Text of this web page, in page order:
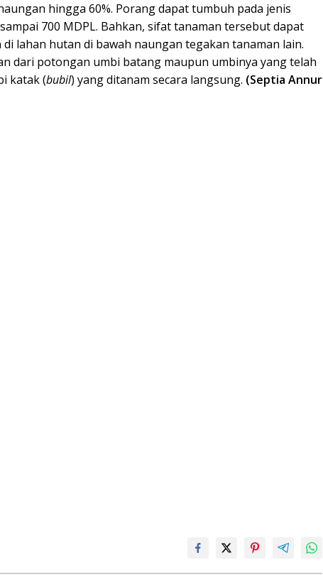
hingga 60%. Porang dapat tumbuh pada jenis
700 MDPL. Bahkan, sifat tanaman tersebut dapat
lahan hutan di bawah naungan tegakan tanaman lain.
dari potongan umbi batang maupun umbinya yang telah
katak (bubil) yang ditanam secara langsung. (Septia Annur